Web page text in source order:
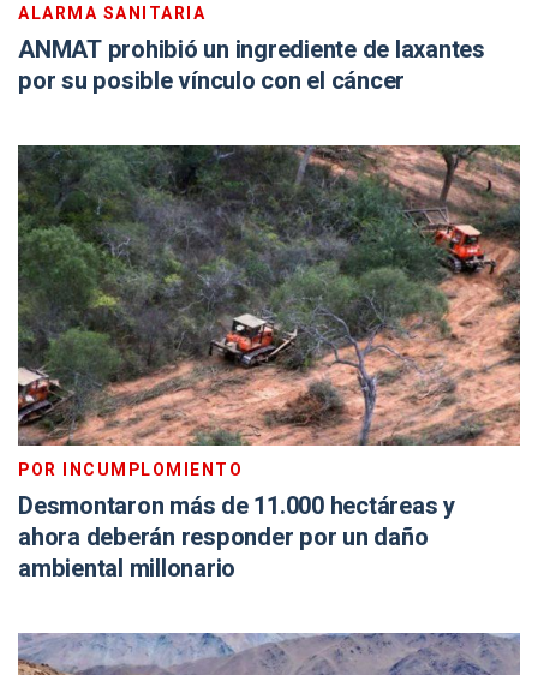
ALARMA SANITARIA
ANMAT prohibió un ingrediente de laxantes
por su posible vínculo con el cáncer
POR INCUMPLOMIENTO
Desmontaron más de 11.000 hectáreas y
ahora deberán responder por un daño
ambiental millonario